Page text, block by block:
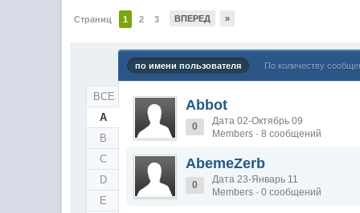
Страниц 1 2 3 ВПЕРЕД »
ВСЕ
A
B
C
D
E
по имени пользователя По количеству
Abbot
0
Дата 02-Октябрь 09
Members · 8 сообщений
AbemeZerb
0
Дата 23-Январь 11
Members · 0 сообщений